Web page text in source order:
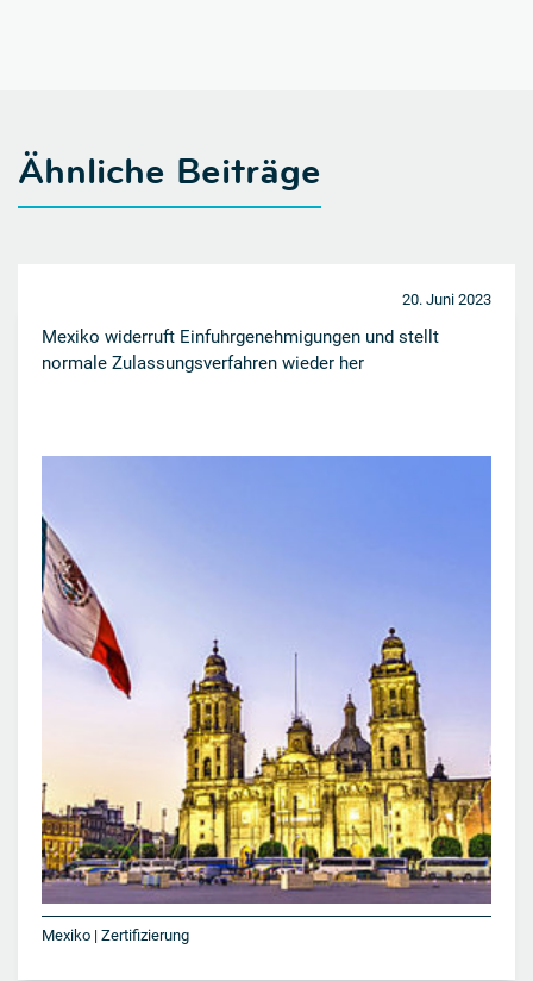
Ähnliche Beiträge
20. Juni 2023
Mexiko widerruft Einfuhrgenehmigungen und stellt
normale Zulassungsverfahren wieder her
Mexiko | Zertifizierung